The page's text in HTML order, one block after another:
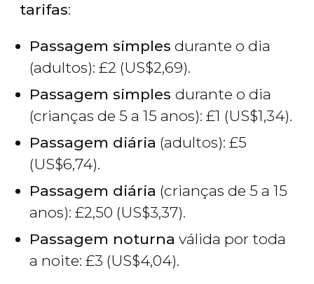
tarifas:
Passagem simples durante o dia
(adultos): £2 (US$2,69).
Passagem simples durante o dia
(crianças de 5 a 15 anos): £1 (US$1,34).
Passagem diária (adultos): £5
(US$6,74).
Passagem diária (crianças de 5 a 15
anos): £2,50 (US$3,37).
Passagem noturna válida por toda
a noite: £3 (US$4,04).